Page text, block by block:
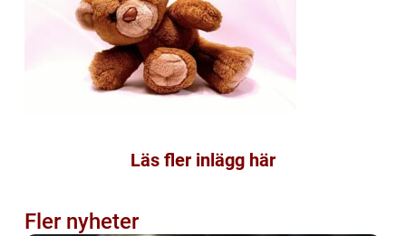
Läs fler inlägg här
Fler nyheter